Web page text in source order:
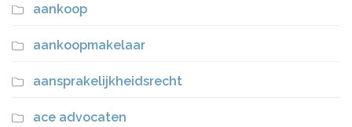
aankoop
aankoopmakelaar
aansprakelijkheidsrecht
ace advocaten